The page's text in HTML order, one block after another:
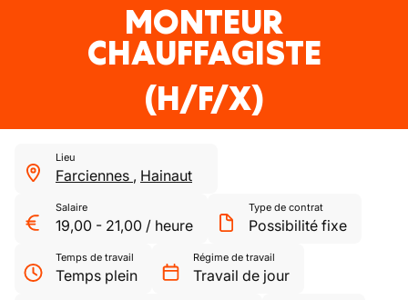
MONTEUR
CHAUFFAGISTE
(H/F/X)
Lieu
Farciennes , Hainaut
Salaire
19,00 - 21,00 / heure
Type de contrat
Possibilité fixe
Temps de travail
Temps plein
Régime de travail
Travail de jour